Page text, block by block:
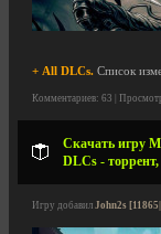
+ All DLCs. Список
Комментариев: 63 |
Скачать игру
DLCs -
Игру добавил John2s